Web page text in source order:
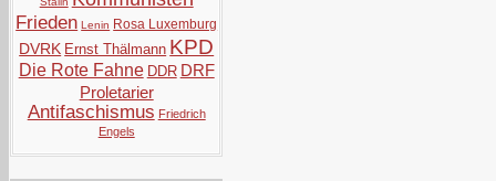
Frieden Lenin Rosa Luxemburg
DVRK Ernst Thälmann KPD
Die Rote Fahne DDR DRF
Proletarier
Antifaschismus Friedrich
Engels